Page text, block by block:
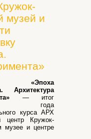
музей и
«Эпоха
Архитектура
— итог
года
курса АРХ
центр Кружок-
музее и центре